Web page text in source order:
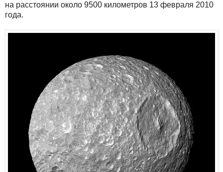
на расстоянии около 9500 километров 13 февраля 2010
года.